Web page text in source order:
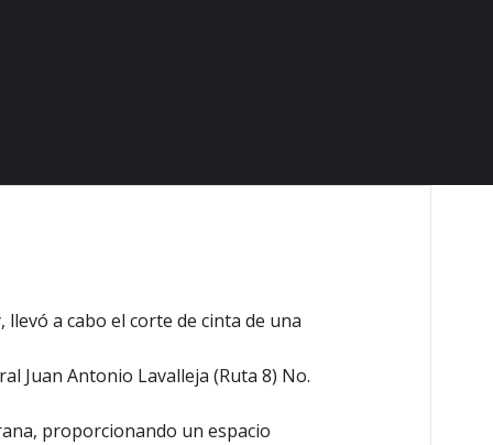
a cabo el corte de cinta de una
Juan Antonio Lavalleja (Ruta 8) No.
proporcionando un espacio